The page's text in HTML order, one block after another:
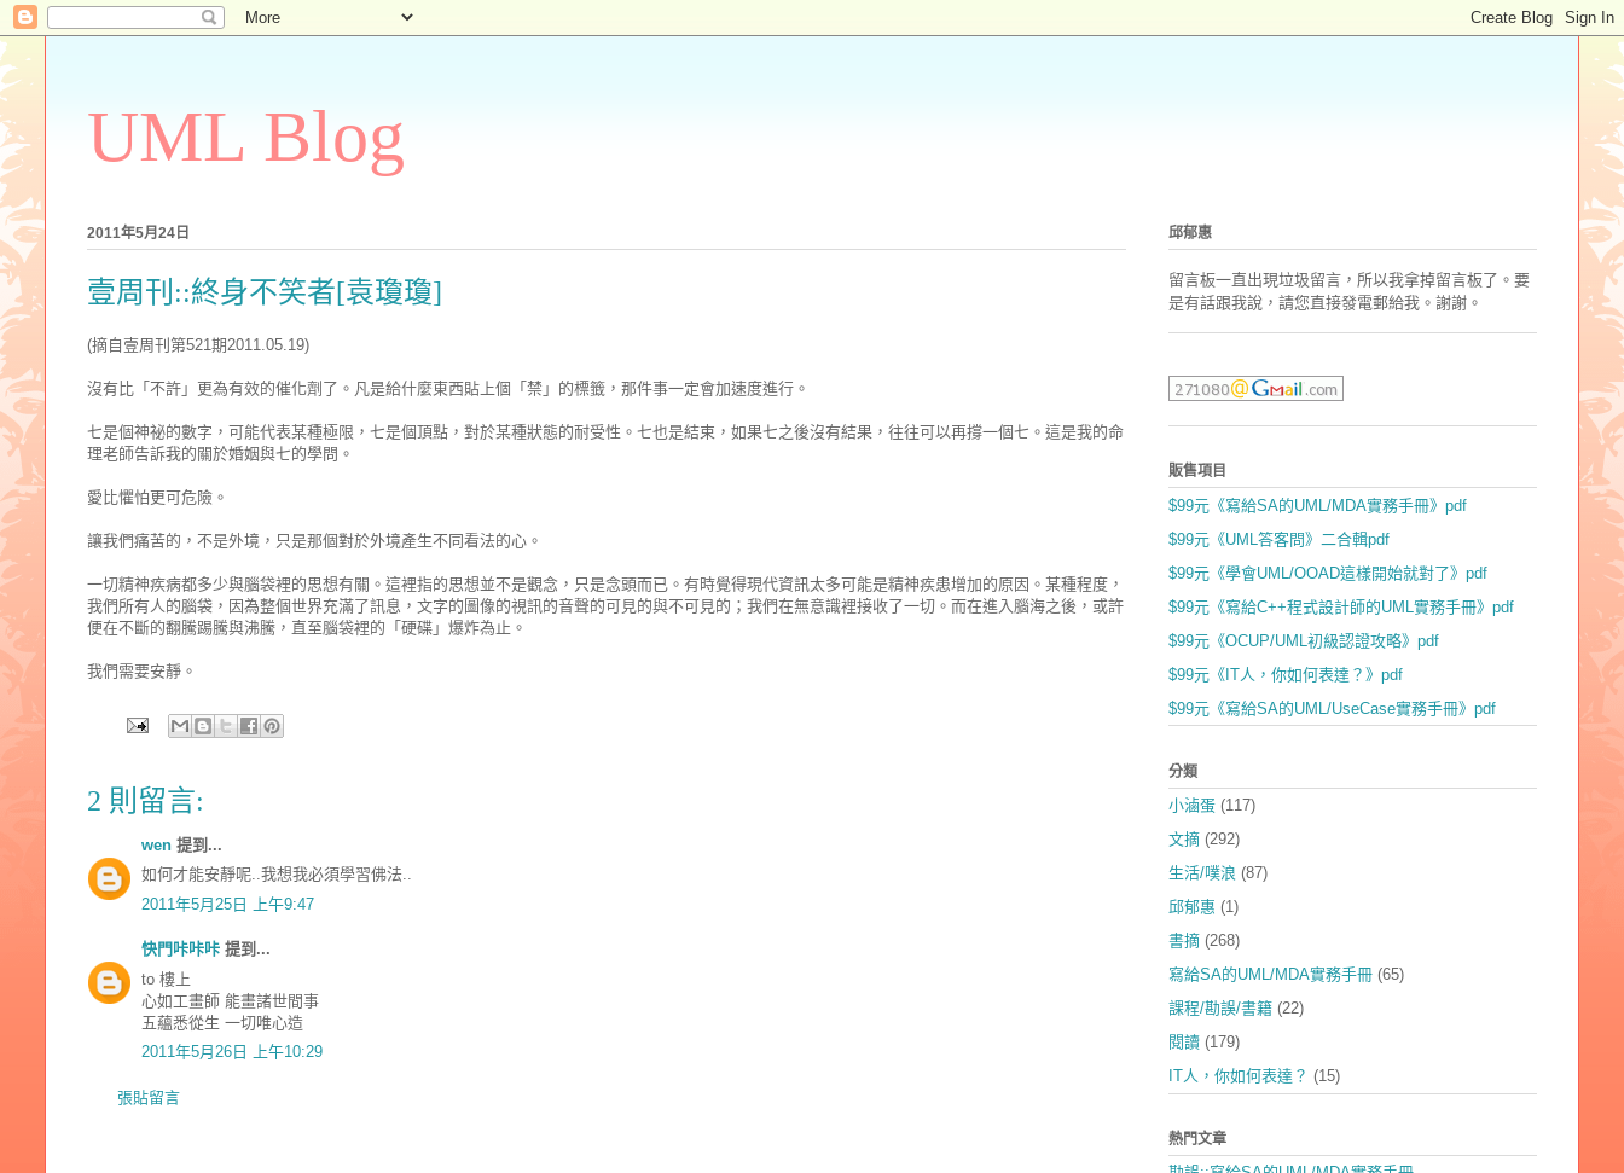
UML Blog
2011年5月24日
壹周刊::終身不笑者[袁瓊瓊]
(摘自壹周刊第521期2011.05.19)
沒有比「不許」更為有效的催化劑了。凡是給什麼東西貼上個「禁」的標籤，那件事一定會加速度進行。
七是個神祕的數字，可能代表某種極限，七是個頂點，對於某種狀態的耐受性。七也是結束，如果七之後沒有結果，往往可以再撐一個七。這是我的命
理老師告訴我的關於婚姻與七的學問。
愛比懼怕更可危險。
讓我們痛苦的，不是外境，只是那個對於外境產生不同看法的心。
一切精神疾病都多少與腦袋裡的思想有關。這裡指的思想並不是觀念，只是念頭而已。有時覺得現代資訊太多可能是精神疾患增加的原因。某種程度，
我們所有人的腦袋，因為整個世界充滿了訊息，文字的圖像的視訊的音聲的可見的與不可見的；我們在無意識裡接收了一切。而在進入腦海之後，或許
便在不斷的翻騰踢騰與沸騰，直至腦袋裡的「硬碟」爆炸為止。
我們需要安靜。
2 則留言:
wen 提到...
如何才能安靜呢..我想我必須學習佛法..
2011年5月25日 上午9:47
快門咔咔咔 提到...
to 樓上
心如工畫師 能畫諸世間事
五蘊悉從生 一切唯心造
2011年5月26日 上午10:29
張貼留言
邱郁惠
留言板一直出現垃圾留言，所以我拿掉留言板了。要
是有話跟我說，請您直接發電郵給我。謝謝。
販售項目
$99元《寫給SA的UML/MDA實務手冊》pdf
$99元《UML答客問》二合輯pdf
$99元《學會UML/OOAD這樣開始就對了》pdf
$99元《寫給C++程式設計師的UML實務手冊》pdf
$99元《OCUP/UML初級認證攻略》pdf
$99元《IT人，你如何表達？》pdf
$99元《寫給SA的UML/UseCase實務手冊》pdf
分類
小滷蛋 (117)
文摘 (292)
生活/噗浪 (87)
邱郁惠 (1)
書摘 (268)
寫給SA的UML/MDA實務手冊 (65)
課程/勘誤/書籍 (22)
閱讀 (179)
IT人，你如何表達？ (15)
熱門文章